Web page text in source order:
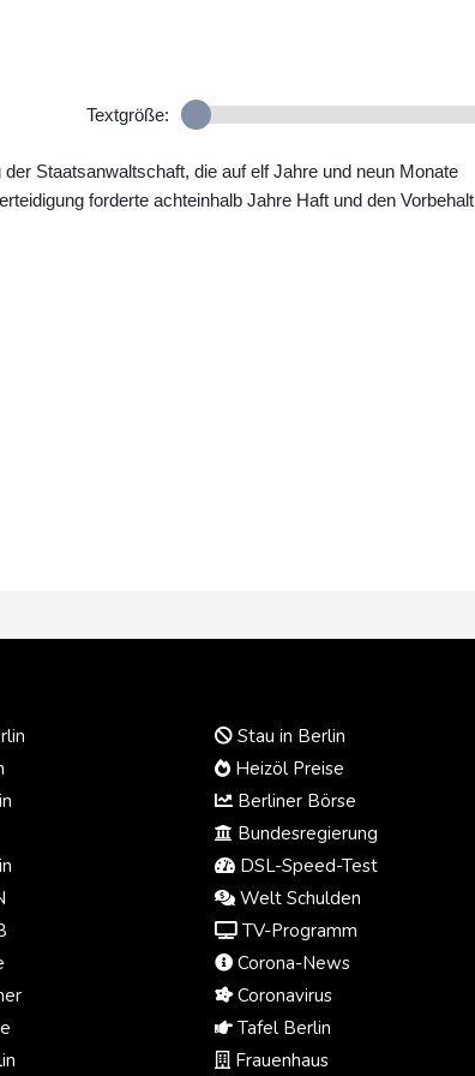
Textgröße:
Staatsanwaltschaft, die auf elf Jahre und neun Monate
forderte achteinhalb Jahre Haft und den Vorbehalt
Stau in Berlin
Heizöl Preise
Berliner Börse
Bundesregierung
DSL-Speed-Test
Welt Schulden
TV-Programm
Corona-News
Coronavirus
Tafel Berlin
Frauenhaus